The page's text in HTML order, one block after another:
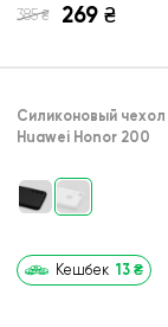
385 ₴ 269 ₴
Силиконовый чехол
Huawei Honor 200
Кешбек 13 ₴